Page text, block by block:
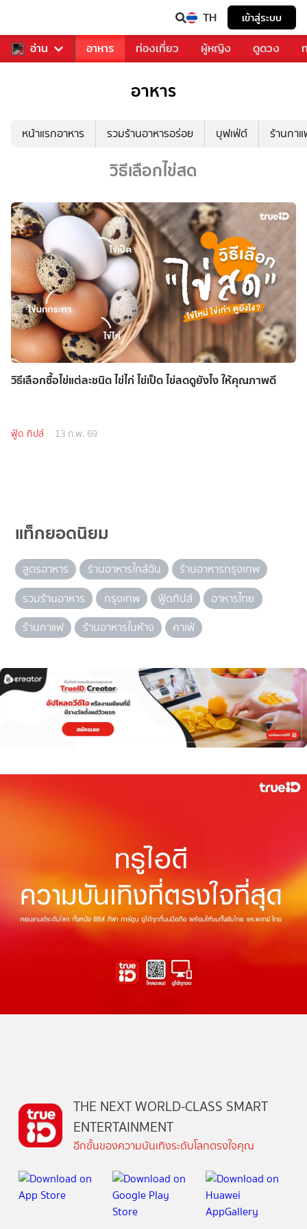
TH เข้าสู่ระบบ
อ่าน
รวงการเพลง อาหาร ท่องเที่ยว ผู้หญิง ดูดวง
อาหาร
หน้าแรกอาหาร รวมร้านอาหารอร่อย บุฟเฟ่ต์ ร้านกา
วิธีเลือกไข่สด
วิธีเลือกซื้อไข่แต่ละชนิด ไข่ไก่ ไข่เป็ด ไข่สดดูยังไง ให้คุณภาพดี
ฟู้ด ทิปส์ 13 ก.พ. 69
แท็กยอดนิยม
สูตรอาหาร ร้านอาหารใกล้ฉัน
ร้านอาหารกรุงเทพ
รวมร้านอาหาร
กรุงเทพ ฟู้ดทิปส์
อาหารไทย
ร้านกาแฟ
ร้านอาหารในห้าง คาเฟ่
THE NEXT WORLD-CLASS SMART
ENTERTAINMENT
อีกขั้นของความบันเทิงระดับโลกตรงใจคุณ